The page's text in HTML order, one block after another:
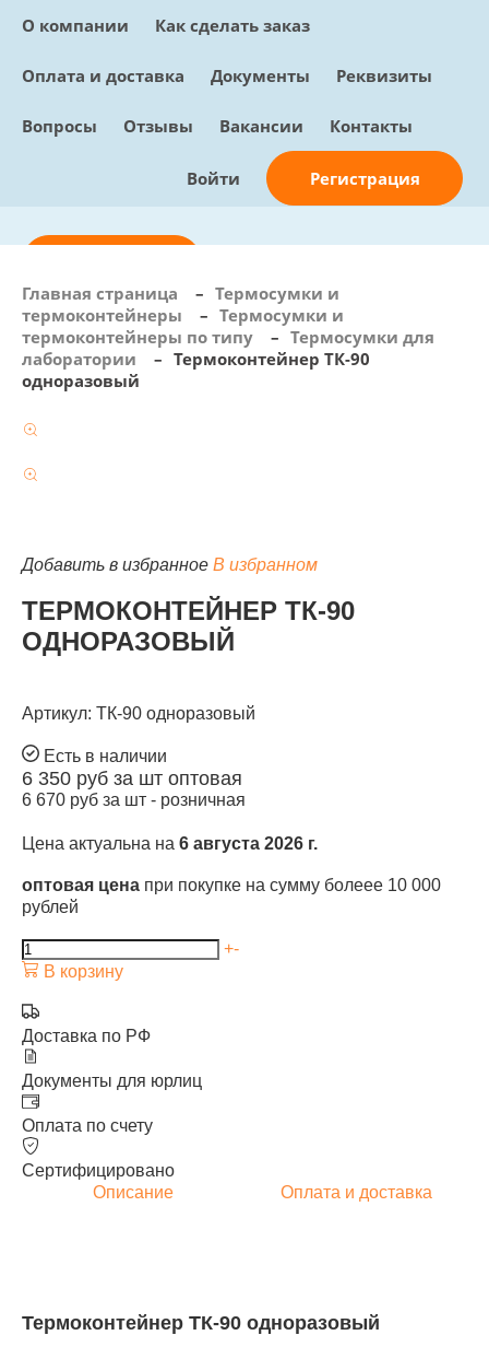
О компании Как сделать заказ
Оплата и доставка Документы Реквизиты
Вопросы Отзывы Вакансии Контакты
Войти Регистрация
info@sunmed.ru
Пн – Пт: с 10:00 - 18:00
+7 (495) 730-90-25
КАТАЛОГ
Главная страница – Термосумки и
термоконтейнеры
– Термосумки и
термоконтейнеры по типу
– Термосумки для
лаборатории
– Термоконтейнер ТК-90
одноразовый
Добавить в избранное В избранном
ТЕРМОКОНТЕЙНЕР ТК-90
ОДНОРАЗОВЫЙ
Артикул: ТК-90 одноразовый
Есть в наличии
6 350 руб за шт оптовая
6 670 руб за шт - розничная
Цена актуальна на 6 августа 2026 г.
оптовая цена при покупке на сумму болеее 10 000
рублей
+-
В корзину
Доставка по РФ
Документы для юрлиц
Оплата по счету
Сертифицировано
Описание
Оплата и доставка
Термоконтейнер ТК-90 одноразовый